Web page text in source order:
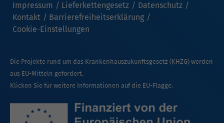
Impressum Lieferkettengesetz
Datenschutz
Kontakt
Barrierefreiheitserklärung
Cookie-Einstellungen
Die Projekte rund um das Krankenhauszukunftsgesetz (KHZG) werden
aus EU-Mitteln gefördert.
Klicken Sie für weitere Informationen auf die EU-Flagge.